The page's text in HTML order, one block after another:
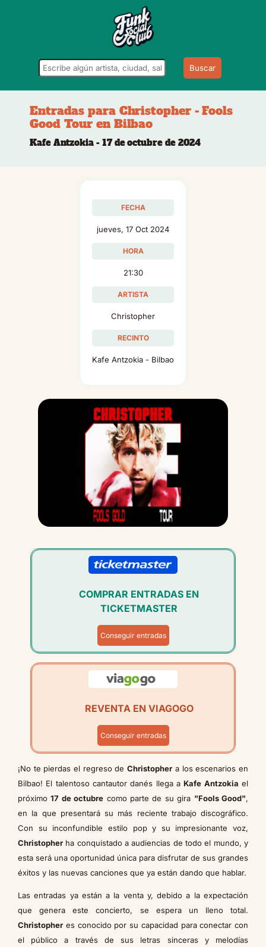
Buscar
Entradas para Christopher - Fools
Good Tour en Bilbao
Kafe Antzokia - 17 de octubre de 2024
FECHA
jueves, 17 Oct 2024
HORA
21:30
ARTISTA
Christopher
RECINTO
Kafe Antzokia - Bilbao
COMPRAR ENTRADAS EN
TICKETMASTER
Conseguir entradas
REVENTA EN VIAGOGO
Conseguir entradas
¡No te pierdas el regreso deChristopher a los escenarios en
Bilbao! El talentoso cantautor danés llega aKafe Antzokia el
próximo17 de octubre como parte de su gira "Fools Good",
en la que presentará su más reciente trabajo discográfico.
Con su inconfundible estilo pop y su impresionante voz,
Christopher ha conquistado a audiencias de todo el mundo, y
esta será una oportunidad única para disfrutar de sus grandes
éxitos y las nuevas canciones que ya están dando que hablar.
Las entradas ya están a la venta y, debido a la expectación
que genera este concierto, se espera un lleno total.
Christopher es conocido por su capacidad para conectar con
el público a través de sus letras sinceras y melodías